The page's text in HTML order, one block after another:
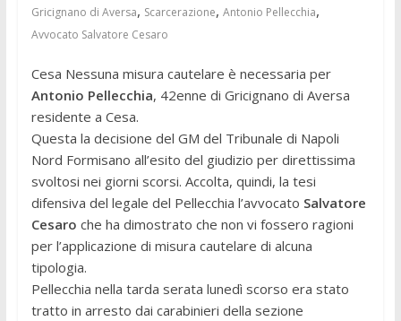
Gricignano di Aversa, Scarcerazione, Antonio Pellecchia,
Avvocato Salvatore Cesaro
Cesa Nessuna misura cautelare è necessaria per
Antonio Pellecchia, 42enne di Gricignano di Aversa
residente a Cesa.
Questa la decisione del GM del Tribunale di Napoli
Nord Formisano all’esito del giudizio per direttissima
svoltosi nei giorni scorsi. Accolta, quindi, la tesi
difensiva del legale del Pellecchia l’avvocato Salvatore
Cesaro che ha dimostrato che non vi fossero ragioni
per l’applicazione di misura cautelare di alcuna
tipologia.
Pellecchia nella tarda serata lunedì scorso era stato
tratto in arresto dai carabinieri della sezione